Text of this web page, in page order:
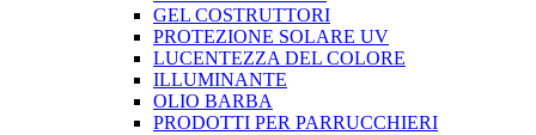
GEL COSTRUTTORI
PROTEZIONE SOLARE UV
LUCENTEZZA DEL COLORE
ILLUMINANTE
OLIO BARBA
PRODOTTI PER PARRUCCHIERI